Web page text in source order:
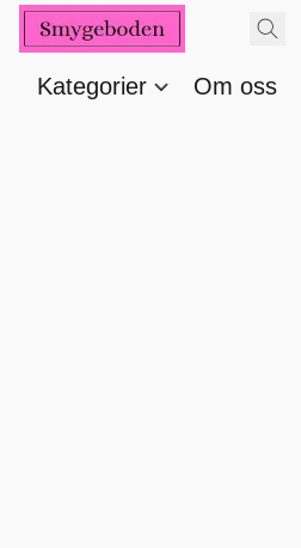
Kategorier Om oss